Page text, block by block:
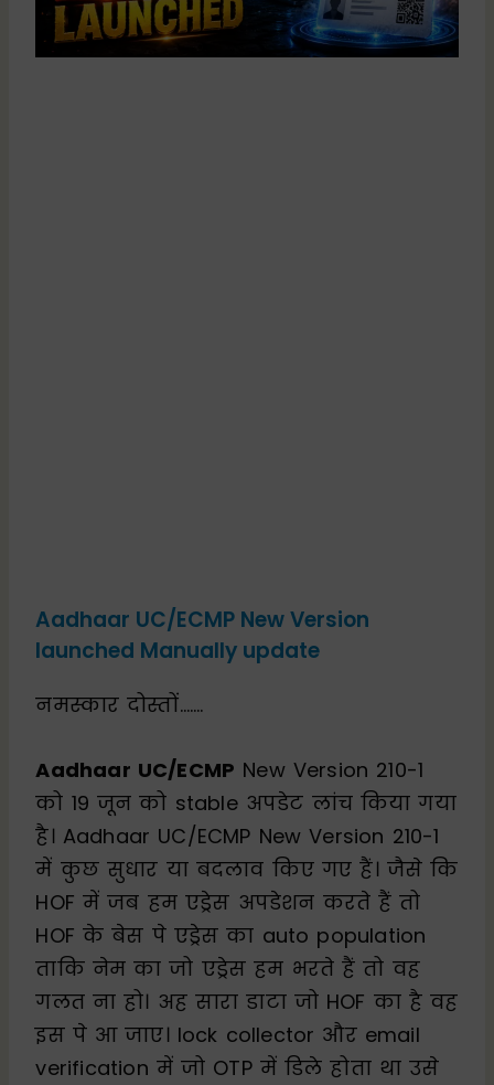
Aadhaar UC/ECMP New Version
launched Manually update
नमस्कार दोस्तों…….
Aadhaar UC/ECMP New Version 210-1
को 19 जून को stable अपडेट लांच किया गया
है। Aadhaar UC/ECMP New Version 210-1
में कुछ सुधार या बदलाव किए गए हैं। जैसे कि
HOF में जब हम एड्रेस अपडेशन करते हैं तो
HOF के बेस पे एड्रेस का auto population
ताकि नेम का जो एड्रेस हम भरते हैं तो वह
गलत ना हो। अह सारा डाटा जो HOF का है वह
इस पे आ जाए। lock collector और email
verification में जो OTP में डिले होता था उसे